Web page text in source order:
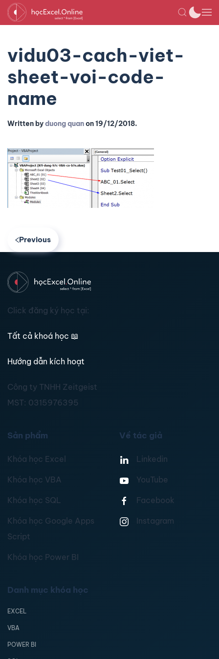
vidu03-cach-viet-
sheet-voi-code-
name
Written byduong quanon19/12/2018.
Previous
Click đăng ký học tại:
Tất cả khoá học 📖
Hướng dẫn kích hoạt
Công ty TNHH Zeitgeist
MST: 0315976395
Sản phẩm
Khóa học Excel
Khóa học VBA
Khóa học SQL
Khóa học Google Apps
Script
Khóa học Power BI
Về tác giả
Linkedin
YouTube
Facebook
Instagram
Danh mục khóa học
EXCEL
VBA
POWER BI